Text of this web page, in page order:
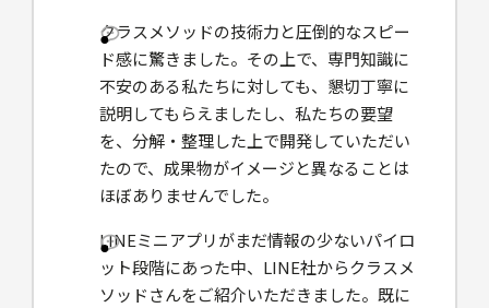
クラスメソッドの技術力と圧倒的なスピー
ド感に驚きました。その上で、専門知識に
不安のある私たちに対しても、懇切丁寧に
説明してもらえましたし、私たちの要望
を、分解・整理した上で開発していただい
たので、成果物がイメージと異なることは
ほぼありませんでした。
LINEミニアプリがまだ情報の少ないパイロ
ット段階にあった中、LINE社からクラスメ
ソッドさんをご紹介いただきました。既に